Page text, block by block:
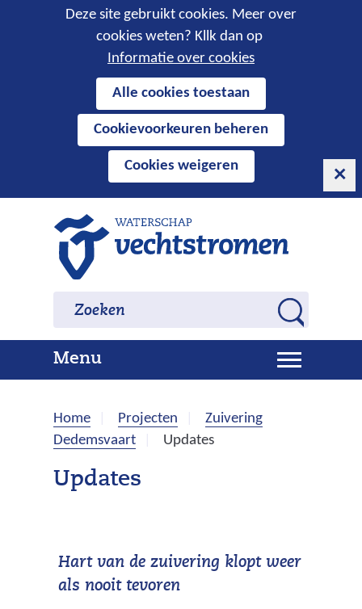
Cookies
toestaan?
Deze site gebruikt cookies. Meer over
cookies weten? Kllk dan op
Informatie over cookies
cookies
deze
website
worden
toegestaan
geweigerd.
Alle cookies toestaan
Cookievoorkeuren beheren
Cookies weigeren
naar
o
e
k
e
n
Zoeken Zoeken
MenuU
i
l
a
p
Home Projecten
Zuivering
Dedemsvaart
Updates
Updates
Hart van de zuivering klopt weer
als nooit tevoren